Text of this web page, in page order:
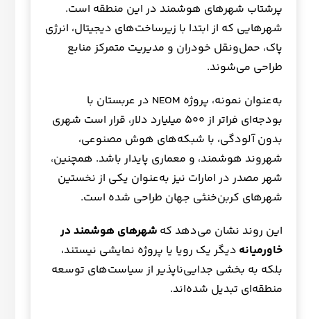
پرشتاب شهرهای هوشمند در این منطقه است.
شهرهایی که از ابتدا با زیرساخت‌های دیجیتال، انرژی
پاک، حمل‌ونقل خودران و مدیریت متمرکز منابع
طراحی می‌شوند.
به‌عنوان نمونه، پروژه NEOM در عربستان با
بودجه‌ای فراتر از ۵۰۰ میلیارد دلار، قرار است شهری
بدون آلودگی، با شبکه‌های هوش مصنوعی،
شهروند هوشمند، و معماری پایدار باشد. همچنین،
شهر مصدر در امارات نیز به‌عنوان یکی از نخستین
شهرهای کربن‌خنثی جهان طراحی شده است.
این روند نشان می‌دهد که شهرهای هوشمند در
خاورمیانه دیگر یک رویا یا پروژه نمایشی نیستند،
بلکه به بخشی جدایی‌ناپذیر از سیاست‌های توسعه
منطقه‌ای تبدیل شده‌اند.